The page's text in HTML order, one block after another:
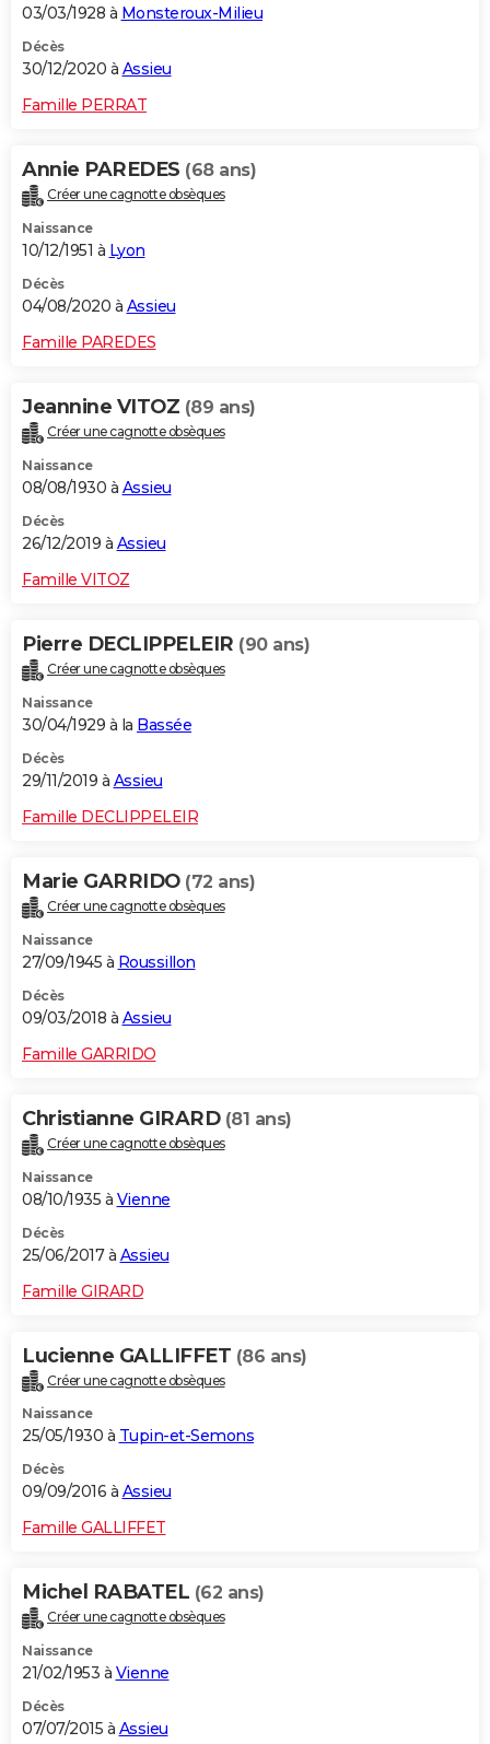
03/03/1928 à Monsteroux-Milieu
Décès
30/12/2020 à Assieu
Famille PERRAT
Annie PAREDES (68 ans)
Créer une cagnotte obsèques
Naissance
10/12/1951 à Lyon
Décès
04/08/2020 à Assieu
Famille PAREDES
Jeannine VITOZ (89 ans)
Créer une cagnotte obsèques
Naissance
08/08/1930 à Assieu
Décès
26/12/2019 à Assieu
Famille VITOZ
Pierre DECLIPPELEIR (90 ans)
Créer une cagnotte obsèques
Naissance
30/04/1929 à la Bassée
Décès
29/11/2019 à Assieu
Famille DECLIPPELEIR
Marie GARRIDO (72 ans)
Créer une cagnotte obsèques
Naissance
27/09/1945 à Roussillon
Décès
09/03/2018 à Assieu
Famille GARRIDO
Christianne GIRARD (81 ans)
Créer une cagnotte obsèques
Naissance
08/10/1935 à Vienne
Décès
25/06/2017 à Assieu
Famille GIRARD
Lucienne GALLIFFET (86 ans)
Créer une cagnotte obsèques
Naissance
25/05/1930 à Tupin-et-Semons
Décès
09/09/2016 à Assieu
Famille GALLIFFET
Michel RABATEL (62 ans)
Créer une cagnotte obsèques
Naissance
21/02/1953 à Vienne
Décès
07/07/2015 à Assieu